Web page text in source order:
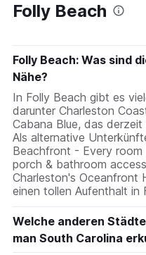
Folly Beach
Folly Beach: Was sind
Nähe?
In Folly Beach gibt es
darunter Charleston
Cabana Blue, das
Als alternative
Beachfront - Every
porch & bathroom
Charleston's Oceanfront
einen tollen Aufenthalt in
Welche anderen
man South Carolina